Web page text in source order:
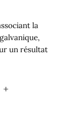
la
un résultat